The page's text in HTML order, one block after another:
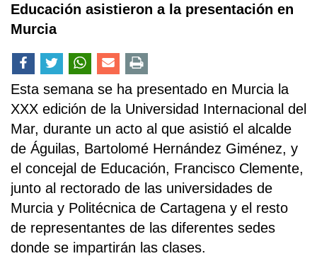
Educación asistieron a la presentación en
Murcia
Esta semana se ha presentado en Murcia la
XXX edición de la Universidad Internacional del
Mar, durante un acto al que asistió el alcalde
de Águilas, Bartolomé Hernández Giménez, y
el concejal de Educación, Francisco Clemente,
junto al rectorado de las universidades de
Murcia y Politécnica de Cartagena y el resto
de representantes de las diferentes sedes
donde se impartirán las clases.